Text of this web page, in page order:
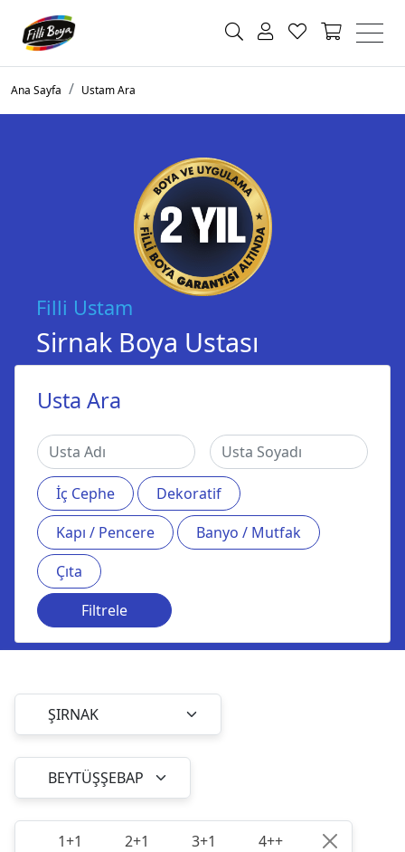
Ana Sayfa Ustam Ara
Filli Ustam
Sirnak Boya Ustası
Usta Ara
İç Cephe
Dekoratif
Kapı / Pencere
Banyo / Mutfak
Çıta
Filtrele
1+1 2+1 3+1 4++